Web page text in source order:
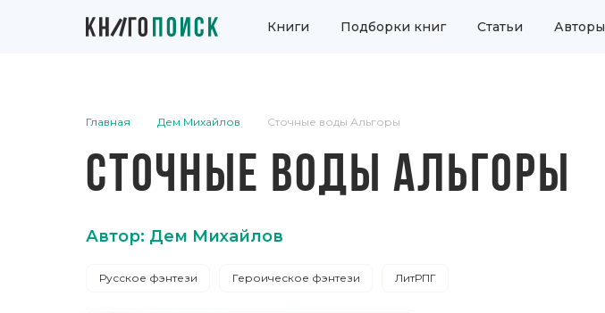
Книги Подборки книг Статьи Авторы
Главная Дем Михайлов Сточные воды Альгоры
СТОЧНЫЕ ВОДЫ АЛЬГОРЫ
Автор: Дем Михайлов
Русское фэнтези Героическое фэнтези ЛитРПГ